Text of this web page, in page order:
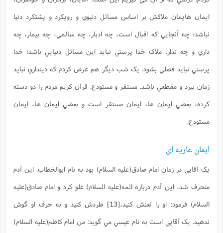
ايمان هايمان ملاکش بر اساس مسائل دنيوي و رويکرد و پشتکرد دنيا
نباشد؛ چه آنجايي که اقبال است، چه ادبار، چه سالمي، چه بيمار، چه
داري و چه ندار. ملاک خدا پرستي نبايد اين مسائل دنيايي باشد؛ خدا
پرستي نبايد فصلي بشود. يک شب ديگر هم عرض کردم که دينداري نبايد
زمان ببرد و مقطعي باشد. مستقر و مستودع. قرآن کريم مردم را دو دسته
کرده، بعضي ايمان ها، ايمان مستقر است و بعضي ايمان ها، ايمان
مستودع.
ایمان عاریه ای
يک آقايي در زمان امام صادق(علیه السلام) بود به نام ابوالخطاب. اين آدم
منحرف شد، اين آدم درباره ائمه(علیه السلام) غلو کرد و امام صادق(علیه
السلام) فرمود: او را لعنش کنيد،[13]
طردش کنيد و به حرف او گوش
ندهيد. يک آقايي است به نام عيسي مي گويد: من امام کاظم(علیه السلام)